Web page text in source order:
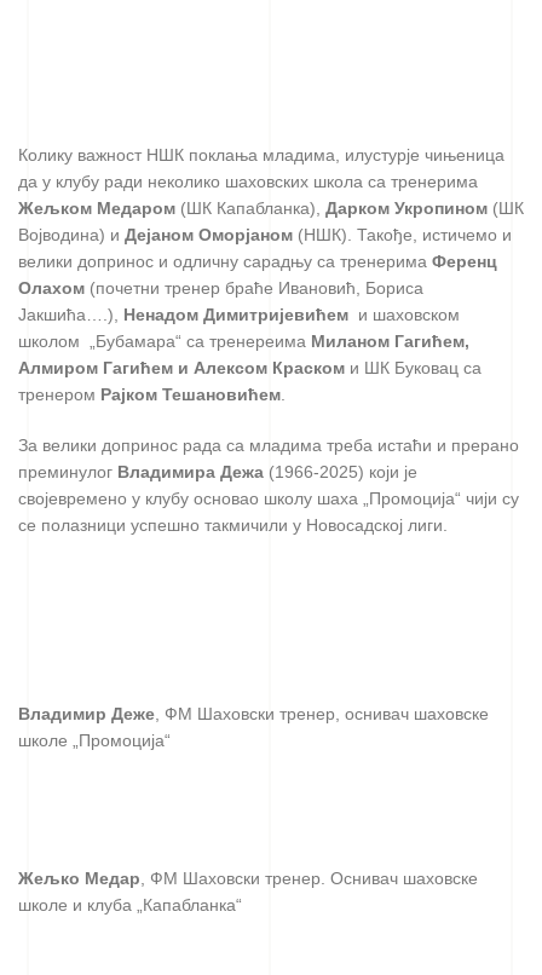
Колику важност НШК поклања младима, илустурје чињеница
да у клубу ради неколико шаховских школа са тренерима
Жељком Медаром (ШК Капабланка), Дарком Укропином (ШК
Војводина) и Дејаном Оморјаном (НШК). Такође, истичемо и
велики допринос и одличну сарадњу са тренерима Ференц
Олахом (почетни тренер браће Ивановић, Бориса
Јакшића….), Ненадом Димитријевићем и шаховском
школом „Бубамара“ са тренереима Миланом Гагићем,
Алмиром Гагићем и Алексом Краском и ШК Буковац са
тренером Рајком Тешановићем.
За велики допринос рада са младима треба истаћи и прерано
преминулог Владимира Дежа (1966-2025) који је
својевремено у клубу основао школу шаха „Промоција“ чији су
се полазници успешно такмичили у Новосадској лиги.
Владимир Деже, ФМ Шаховски тренер, оснивач шаховске
школе „Промоција“
Жељко Медар, ФМ Шаховски тренер. Оснивач шаховске
школе и клуба „Капабланка“